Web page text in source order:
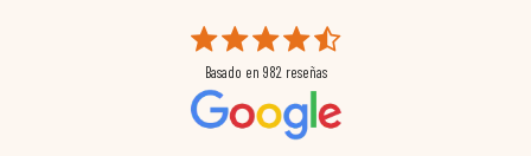
Basado en 982 reseñas